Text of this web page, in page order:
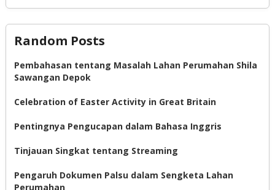
Random Posts
Pembahasan tentang Masalah Lahan Perumahan Shila
Sawangan Depok
Celebration of Easter Activity in Great Britain
Pentingnya Pengucapan dalam Bahasa Inggris
Tinjauan Singkat tentang Streaming
Pengaruh Dokumen Palsu dalam Sengketa Lahan
Perumahan